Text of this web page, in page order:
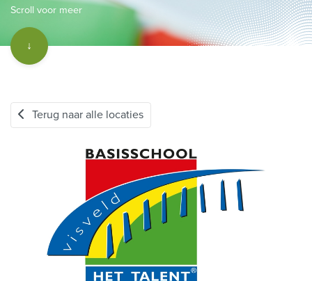
Scroll voor meer
↓
Terug naar alle locaties